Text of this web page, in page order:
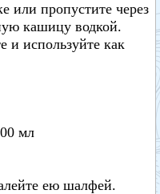
или пропустите через
кашицу водкой.
и используйте как
мл
ею шалфей.